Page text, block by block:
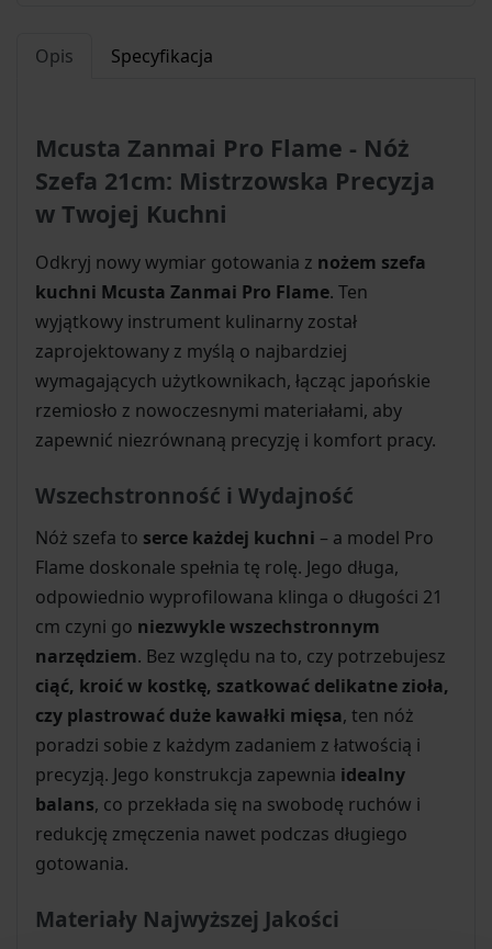
Opis Specyfikacja
Mcusta Zanmai Pro Flame - Nóż
Szefa 21cm: Mistrzowska Precyzja
w Twojej Kuchni
Odkryj nowy wymiar gotowania z nożem szefa
kuchni Mcusta Zanmai Pro Flame. Ten
wyjątkowy instrument kulinarny został
zaprojektowany z myślą o najbardziej
wymagających użytkownikach, łącząc japońskie
rzemiosło z nowoczesnymi materiałami, aby
zapewnić niezrównaną precyzję i komfort pracy.
Wszechstronność i Wydajność
Nóż szefa to serce każdej kuchni – a model Pro
Flame doskonale spełnia tę rolę. Jego długa,
odpowiednio wyprofilowana klinga o długości 21
cm czyni go niezwykle wszechstronnym
narzędziem. Bez względu na to, czy potrzebujesz
ciąć, kroić w kostkę, szatkować delikatne zioła,
czy plastrować duże kawałki mięsa, ten nóż
poradzi sobie z każdym zadaniem z łatwością i
precyzją. Jego konstrukcja zapewnia idealny
balans, co przekłada się na swobodę ruchów i
redukcję zmęczenia nawet podczas długiego
gotowania.
Materiały Najwyższej Jakości